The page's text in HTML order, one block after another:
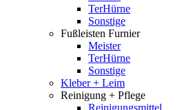
TerHürne
Sonstige
Fußleisten Furnier
Meister
TerHürne
Sonstige
Kleber + Leim
Reinigung + Pflege